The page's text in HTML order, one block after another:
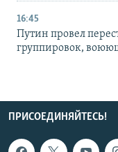
16:45
Путин провел
группировок,
ПРИСОЕДИНЯЙТЕСЬ!